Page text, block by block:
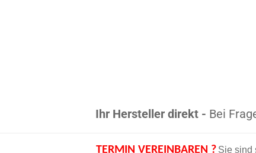
Ihr Hersteller direkt - Bei
TERMIN VEREINBAREN ? Sie sind